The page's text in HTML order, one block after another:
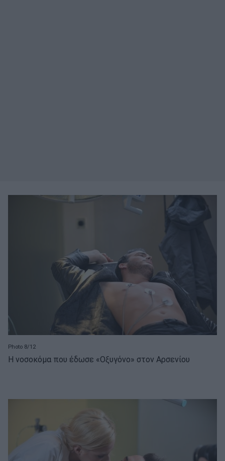
Photo 8/12
Η νοσοκόμα που έδωσε «Οξυγόνο» στον Αρσενίου